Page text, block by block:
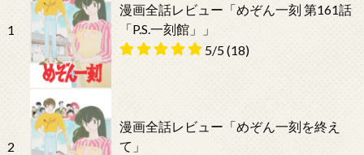
1
漫画全話レビュー「めぞん一刻 第161話
「P.S.一刻館」」
5/5(18)
2
漫画全話レビュー「めぞん一刻を終え
て」